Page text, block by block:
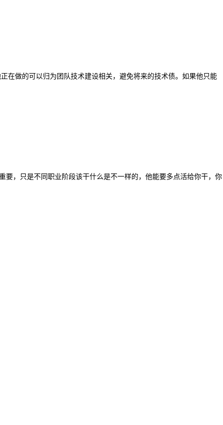
在做的可以归为团队技术建设相关，避免将来的技术债。如果他只能
，只是不同职业阶段该干什么是不一样的，他能要多点活给你干，你